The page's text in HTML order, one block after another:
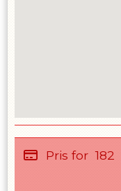
Pris for 182